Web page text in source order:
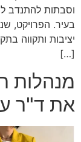
וסבתות להתנדב
בעיר. הפרויקט,
יציבות ותקווה
[…]
מנהלות
את ד"ר